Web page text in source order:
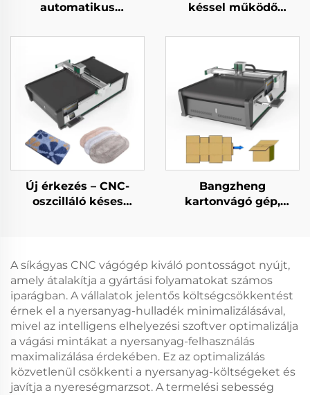
automatikus
anyagvágó gép,
ruhakészítési
vágóberendezés
késsel működő
gumitömítés- és
Új érkezés – CNC-
oszcilláló késes
gép
Bangzheng
kartonvágó gép,
A síkágyas CNC vágógép kiváló pontosságot nyújt,
amely átalakítja a gyártási folyamatokat számos
iparágban. A vállalatok jelentős költségcsökkentést
érnek el a nyersanyag-hulladék minimalizálásával,
mivel az intelligens elhelyezési szoftver optimalizálja
a vágási mintákat a nyersanyag-felhasználás
maximalizálása érdekében. Ez az optimalizálás
közvetlenül csökkenti a nyersanyag-költségeket és
javítja a nyereségmarzsot. A termelési sebesség